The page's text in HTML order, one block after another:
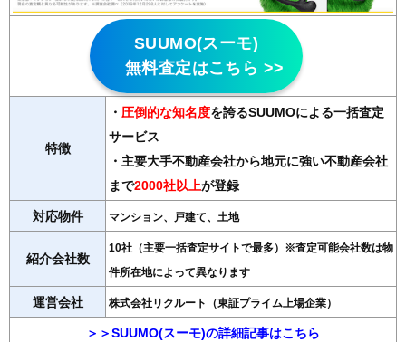
SUUMO(スーモ)
無料査定はこちら >>
特徴
・ 圧倒的な知名度を誇るSUUMOによる一括査定
サービス
・主要大手不動産会社から地元に強い不動産会社
まで2000社以上が登録
対応物件 マンション、戸建て、土地
紹介会社数
10社（主要一括査定サイトで最多）※査定可能会社数は物
件所在地によって異なります
運営会社 株式会社リクルート（東証プライム上場企業）
＞＞SUUMO(スーモ)の詳細記事はこちら